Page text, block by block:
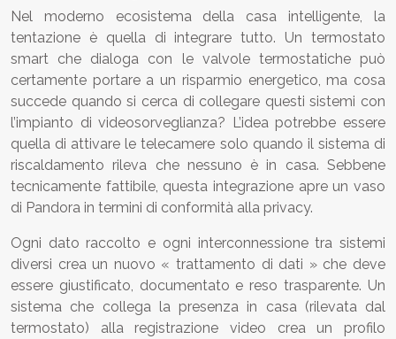
Nel moderno ecosistema della casa intelligente, la
tentazione è quella di integrare tutto. Un termostato
smart che dialoga con le valvole termostatiche può
certamente portare a un risparmio energetico, ma cosa
succede quando si cerca di collegare questi sistemi con
l’impianto di videosorveglianza? L’idea potrebbe essere
quella di attivare le telecamere solo quando il sistema di
riscaldamento rileva che nessuno è in casa. Sebbene
tecnicamente fattibile, questa integrazione apre un vaso
di Pandora in termini di conformità alla privacy.
Ogni dato raccolto e ogni interconnessione tra sistemi
diversi crea un nuovo « trattamento di dati » che deve
essere giustificato, documentato e reso trasparente. Un
sistema che collega la presenza in casa (rilevata dal
termostato) alla registrazione video crea un profilo